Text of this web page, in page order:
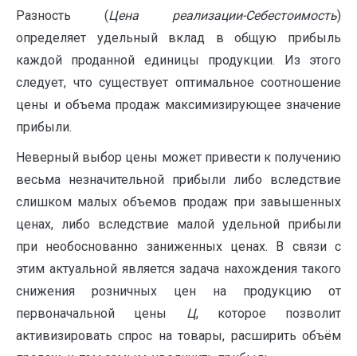
Разность (Цена реализации-Себестоимость)
определяет удельный вклад в общую прибыль
каждой проданной единицы продукции. Из этого
следует, что существует оптимальное соотношение
цены и объема продаж максимизирующее значение
прибыли.
Неверный выбор цены может привести к получению
весьма незначительной прибыли либо вследствие
слишком малых объемов продаж при завышенных
ценах, либо вследствие малой удельной прибыли
при необоснованно заниженных ценах. В связи с
этим актуальной является задача нахождения такого
снижения розничных цен на продукцию от
первоначальной цены Ц, которое позволит
активизировать спрос на товары, расширить объём